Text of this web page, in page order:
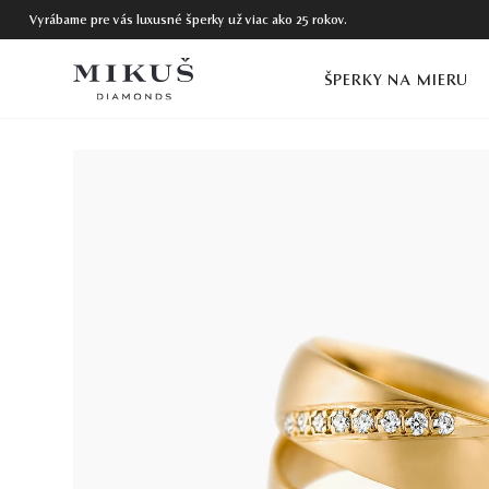
Vyrábame pre vás luxusné šperky už viac ako 25 rokov.
ŠPERKY NA MIERU